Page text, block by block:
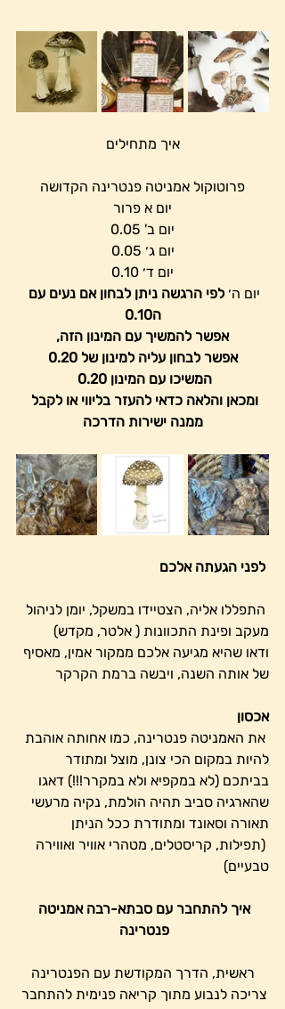
איך מתחילים
פרוטוקול אמניטה פנטרינה הקדושה
יום א פרור
יום ב' 0.05
יום ג׳ 0.05
יום ד׳ 0.10
יום ה׳ לפי הרגשה ניתן לבחון אם נעים עם
ה0.10
אפשר להמשיך עם המינון הזה,
אפשר לבחון עליה למינון של 0.20
המשיכו עם המינון 0.20
ומכאן והלאה כדאי להעזר בליווי או לקבל
ממנה ישירות הדרכה
לפני הגעתה אלכם
התפללו אליה, הצטיידו במשקל, יומן לניהול
מעקב ופינת התכוונות ( אלטר, מקדש)
ודאו שהיא מגיעה אלכם ממקור אמין, מאסיף
של אותה השנה, ויבשה ברמת הקרקר
אכסון
את האמניטה פנטרינה, כמו אחותה אוהבת
להיות במקום הכי צונן, מוצל ומתודר
בביתכם (לא במקפיא ולא במקרר!!!) דאגו
שהארגיה סביב תהיה הולמת, נקיה מרעשי
תאורה וסאונד ומתודרת ככל הניתן
(תפילות, קריסטלים, מטהרי אוויר ואווירה
טבעיים)
איך להתחבר עם סבתא-רבה אמניטה
פנטרינה
ראשית, הדרך המקודשת עם הפנטרינה
צריכה לנבוע מתוך קריאה פנימית להתחבר